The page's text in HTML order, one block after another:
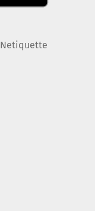
Netiquette